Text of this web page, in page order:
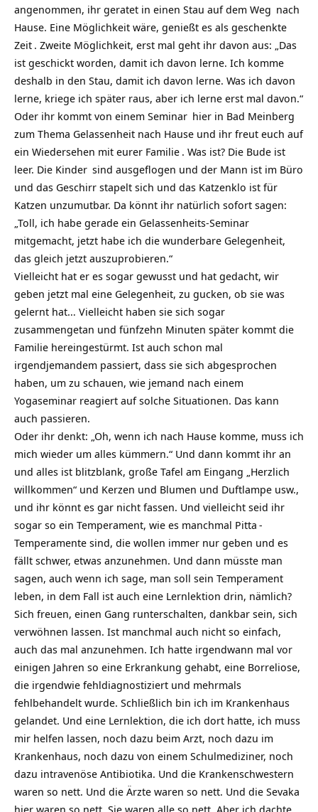
angenommen, ihr geratet in einen Stau auf dem Weg nach
Hause. Eine Möglichkeit wäre, genießt es als geschenkte
Zeit . Zweite Möglichkeit, erst mal geht ihr davon aus: „Das
ist geschickt worden, damit ich davon lerne. Ich komme
deshalb in den Stau, damit ich davon lerne. Was ich davon
lerne, kriege ich später raus, aber ich lerne erst mal davon.“
Oder ihr kommt von einem Seminar hier in Bad Meinberg
zum Thema Gelassenheit nach Hause und ihr freut euch auf
ein Wiedersehen mit eurer Familie . Was ist? Die Bude ist
leer. Die Kinder sind ausgeflogen und der Mann ist im Büro
und das Geschirr stapelt sich und das Katzenklo ist für
Katzen unzumutbar. Da könnt ihr natürlich sofort sagen:
„Toll, ich habe gerade ein Gelassenheits-Seminar
mitgemacht, jetzt habe ich die wunderbare Gelegenheit,
das gleich jetzt auszuprobieren.“
Vielleicht hat er es sogar gewusst und hat gedacht, wir
geben jetzt mal eine Gelegenheit, zu gucken, ob sie was
gelernt hat… Vielleicht haben sie sich sogar
zusammengetan und fünfzehn Minuten später kommt die
Familie hereingestürmt. Ist auch schon mal
irgendjemandem passiert, dass sie sich abgesprochen
haben, um zu schauen, wie jemand nach einem
Yogaseminar reagiert auf solche Situationen. Das kann
auch passieren.
Oder ihr denkt: „Oh, wenn ich nach Hause komme, muss ich
mich wieder um alles kümmern.“ Und dann kommt ihr an
und alles ist blitzblank, große Tafel am Eingang „Herzlich
willkommen“ und Kerzen und Blumen und Duftlampe usw.,
und ihr könnt es gar nicht fassen. Und vielleicht seid ihr
sogar so ein Temperament, wie es manchmal Pitta -
Temperamente sind, die wollen immer nur geben und es
fällt schwer, etwas anzunehmen. Und dann müsste man
sagen, auch wenn ich sage, man soll sein Temperament
leben, in dem Fall ist auch eine Lernlektion drin, nämlich?
Sich freuen, einen Gang runterschalten, dankbar sein, sich
verwöhnen lassen. Ist manchmal auch nicht so einfach,
auch das mal anzunehmen. Ich hatte irgendwann mal vor
einigen Jahren so eine Erkrankung gehabt, eine Borreliose,
die irgendwie fehldiagnostiziert und mehrmals
fehlbehandelt wurde. Schließlich bin ich im Krankenhaus
gelandet. Und eine Lernlektion, die ich dort hatte, ich muss
mir helfen lassen, noch dazu beim Arzt, noch dazu im
Krankenhaus, noch dazu von einem Schulmediziner, noch
dazu intravenöse Antibiotika. Und die Krankenschwestern
waren so nett. Und die Ärzte waren so nett. Und die Sevaka
hier waren so nett. Sie waren alle so nett. Aber ich dachte